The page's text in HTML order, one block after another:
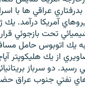
عراقي ها با
آمريكا درآمد. يك
تحت بازجوئي
از يك هليكوپتر
دو سرباز
نفتي جنوب عراق